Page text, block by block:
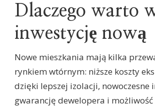
Dlaczego warto
inwestycję nową
Nowe mieszkania mają kilka
rynkiem wtórnym: niższe koszty
dzięki lepszej izolacji, nowoczesne
gwarancję dewelopera i